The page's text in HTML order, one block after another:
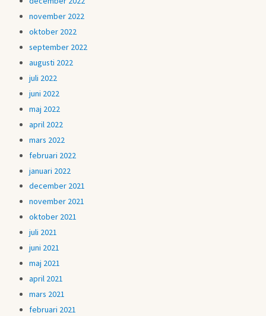
november 2022
oktober 2022
september 2022
augusti 2022
juli 2022
juni 2022
maj 2022
april 2022
mars 2022
februari 2022
januari 2022
december 2021
november 2021
oktober 2021
juli 2021
juni 2021
maj 2021
april 2021
mars 2021
februari 2021